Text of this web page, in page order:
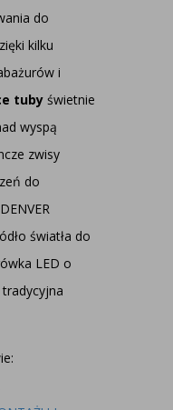
do
kilku
i
tuby świetnie
wyspą
zwisy
do
światła do
LED o